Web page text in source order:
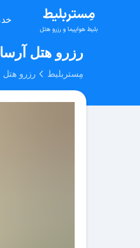
رزرو هتل
مِستربلیط رزرو هتل